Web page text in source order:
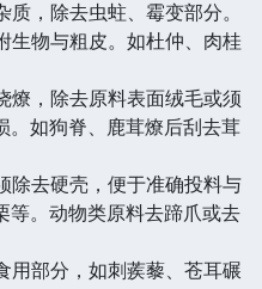
，除去虫蛀、霉变部分。
物与粗皮。如杜仲、肉桂
，除去原料表面绒毛或须
。如狗脊、鹿茸燎后刮去茸
去硬壳，便于准确投料与
等。动物类原料去蹄爪或去
部分，如刺蒺藜、苍耳碾